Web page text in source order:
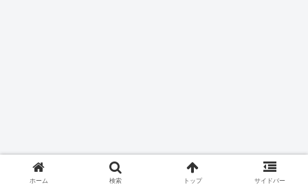
ホーム 検索 トップ サイドバー